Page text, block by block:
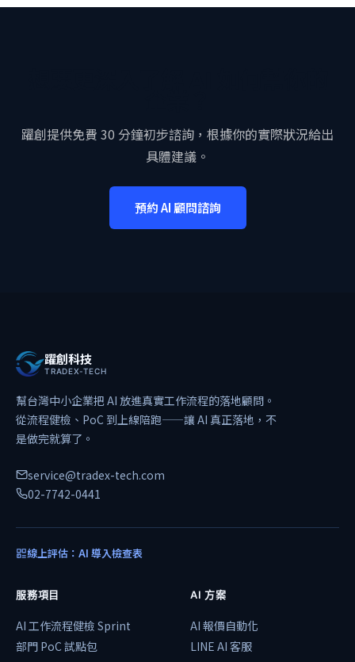
躍創提供免費 30 分鐘初步諮詢，根據你的實際狀況給出
具體建議。
預約 AI 顧問諮詢
躍創科技
TRADEX-TECH
幫台灣中小企業把 AI 放進真實工作流程的落地顧問。
從流程健檢、PoC 到上線陪跑——讓 AI 真正落地，不
是做完就算了。
service@tradex-tech.com
02-7742-0441
線上評估：AI 導入檢查表
服務項目
AI 工作流程健檢 Sprint
部門 PoC 試點包
AI 方案
AI 報價自動化
LINE AI 客服